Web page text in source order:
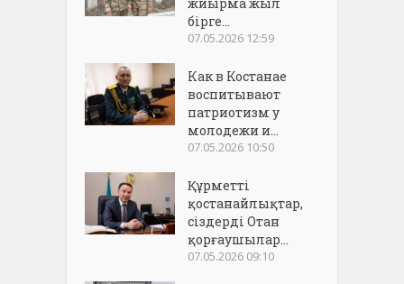
бірге...
07.05.2026 12:59
Как в Костанае
воспитывают
патриотизм у
молодежи и...
07.05.2026 10:50
Құрметті
қостанайлықтар,
сіздерді Отан
қорғаушылар...
07.05.2026 09:10